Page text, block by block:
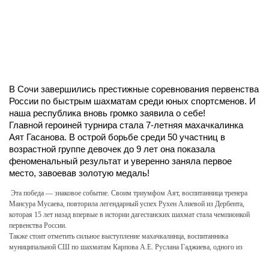
В Сочи завершились престижные соревнования первенства
России по быстрым шахматам среди юных спортсменов. И
наша республика вновь громко заявила о себе!
Главной героиней турнира стала 7-летняя махачкалинка
Аят Гасанова. В острой борьбе среди 50 участниц в
возрастной группе девочек до 9 лет она показала
феноменальный результат и уверенно заняла первое
место, завоевав золотую медаль!
Эта победа — знаковое событие. Своим триумфом Аят, воспитанница тренера
Мансура Мусаева, повторила легендарный успех Рухен Алиевой из Дербента,
которая 15 лет назад впервые в истории дагестанских шахмат стала чемпионкой
первенства России.
Также стоит отметить сильное выступление махачкалинца, воспитанника
муниципальной СШ по шахматам Карпова А.Е. Руслана Гаджиева, одного из